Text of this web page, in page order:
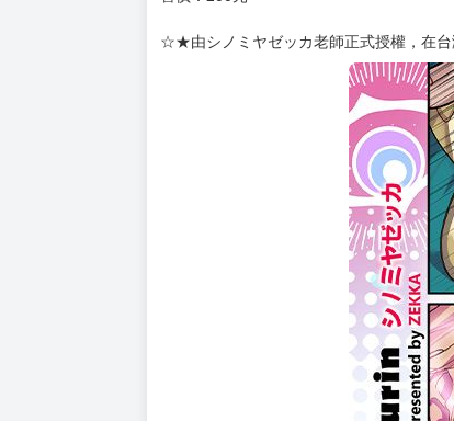
使用超商取貨付款：負評≦1分 超商
☆★由シノミヤゼッカ老師正式授權，在